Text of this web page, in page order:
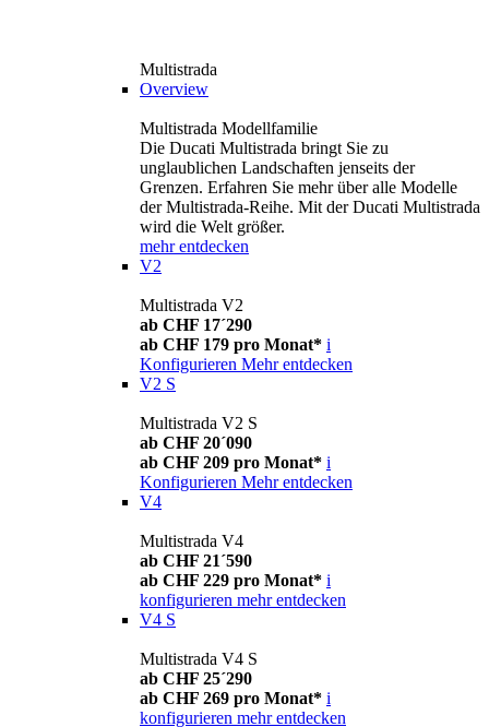
Multistrada
Overview
Multistrada Modellfamilie
Die Ducati Multistrada bringt Sie zu
unglaublichen Landschaften jenseits der
Grenzen. Erfahren Sie mehr über alle Modelle
der Multistrada-Reihe. Mit der Ducati Multistrada
wird die Welt größer.
mehr entdecken
V2
Multistrada V2
ab CHF 17´290
ab CHF 179 pro Monat* i
Konfigurieren Mehr entdecken
V2 S
Multistrada V2 S
ab CHF 20´090
ab CHF 209 pro Monat* i
Konfigurieren Mehr entdecken
V4
Multistrada V4
ab CHF 21´590
ab CHF 229 pro Monat* i
konfigurieren mehr entdecken
V4 S
Multistrada V4 S
ab CHF 25´290
ab CHF 269 pro Monat* i
konfigurieren mehr entdecken